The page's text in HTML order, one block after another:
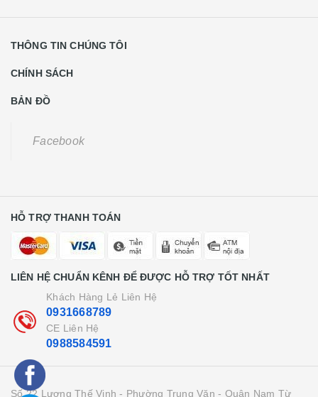
THÔNG TIN CHÚNG TÔI
CHÍNH SÁCH
BẢN ĐỒ
Facebook
HỖ TRỢ THANH TOÁN
LIÊN HỆ CHUẨN KÊNH ĐỂ ĐƯỢC HỖ TRỢ TỐT NHẤT
Khách Hàng Lẻ Liên Hệ
0931668789
CE Liên Hệ
0988584591
Số 22 Lương Thế Vinh - Phường Trung Văn - Quận Nam Từ